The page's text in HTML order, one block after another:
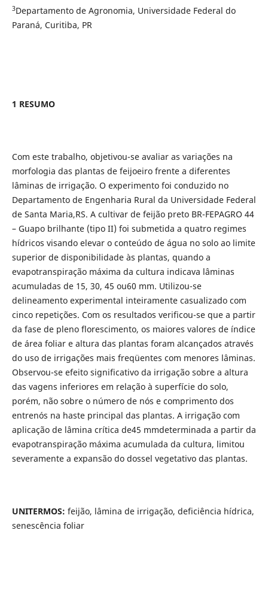
3Departamento de Agronomia, Universidade Federal do
Paraná, Curitiba, PR
1 RESUMO
Com este trabalho, objetivou-se avaliar as variações na
morfologia das plantas de feijoeiro frente a diferentes
lâminas de irrigação. O experimento foi conduzido no
Departamento de Engenharia Rural da Universidade Federal
de Santa Maria,RS. A cultivar de feijão preto BR-FEPAGRO 44
– Guapo brilhante (tipo II) foi submetida a quatro regimes
hídricos visando elevar o conteúdo de água no solo ao limite
superior de disponibilidade às plantas, quando a
evapotranspiração máxima da cultura indicava lâminas
acumuladas de 15, 30, 45 ou60 mm. Utilizou-se
delineamento experimental inteiramente casualizado com
cinco repetições. Com os resultados verificou-se que a partir
da fase de pleno florescimento, os maiores valores de índice
de área foliar e altura das plantas foram alcançados através
do uso de irrigações mais freqüentes com menores lâminas.
Observou-se efeito significativo da irrigação sobre a altura
das vagens inferiores em relação à superfície do solo,
porém, não sobre o número de nós e comprimento dos
entrenós na haste principal das plantas. A irrigação com
aplicação de lâmina crítica de45 mmdeterminada a partir da
evapotranspiração máxima acumulada da cultura, limitou
severamente a expansão do dossel vegetativo das plantas.
UNITERMOS: feijão, lâmina de irrigação, deficiência hídrica,
senescência foliar